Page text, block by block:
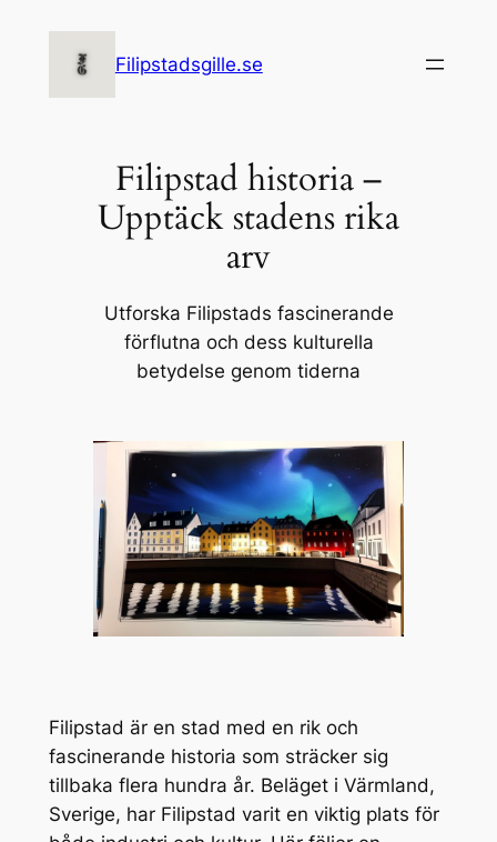
Filipstadsgille.se
Filipstad historia –
Upptäck stadens rika
arv
Utforska Filipstads fascinerande
förflutna och dess kulturella
betydelse genom tiderna
Filipstad är en stad med en rik och
fascinerande historia som sträcker sig
tillbaka flera hundra år. Beläget i Värmland,
Sverige, har Filipstad varit en viktig plats för